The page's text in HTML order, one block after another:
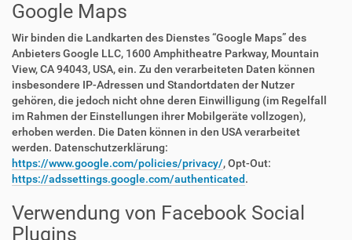
Google Maps
Wir binden die Landkarten des Dienstes “Google Maps” des
Anbieters Google LLC, 1600 Amphitheatre Parkway, Mountain
View, CA 94043, USA, ein. Zu den verarbeiteten Daten können
insbesondere IP-Adressen und Standortdaten der Nutzer
gehören, die jedoch nicht ohne deren Einwilligung (im Regelfall
im Rahmen der Einstellungen ihrer Mobilgeräte vollzogen),
erhoben werden. Die Daten können in den USA verarbeitet
werden. Datenschutzerklärung:
https://www.google.com/policies/privacy/, Opt-Out:
https://adssettings.google.com/authenticated.
Verwendung von Facebook Social
Plugins